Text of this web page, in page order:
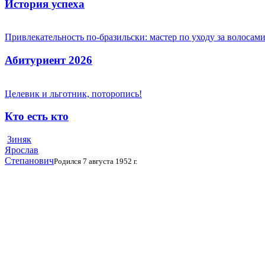
История успеха
Привлекательность по-бразильски: мастер по уходу за
Абитуриент 2026
Целевик и льготник, поторопись!
Кто есть кто
Зиняк
Ярослав
СтепановичРодился 7 августа 1952 г.